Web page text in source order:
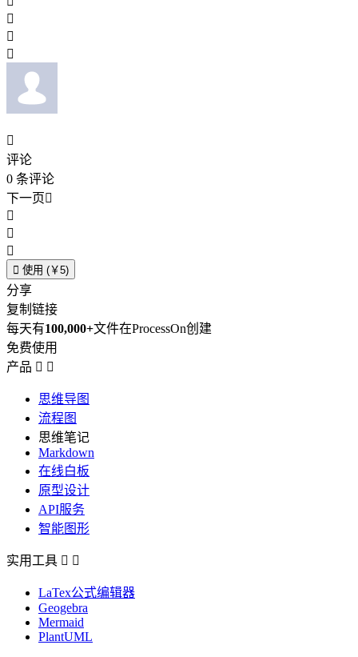




评论
0 条评论
下一页



 使用 (￥5)
分享
复制链接
每天有100,000+文件在ProcessOn创建
免费使用
产品  
思维导图
流程图
思维笔记
Markdown
在线白板
原型设计
API服务
智能图形
实用工具  
LaTex公式编辑器
Geogebra
Mermaid
PlantUML